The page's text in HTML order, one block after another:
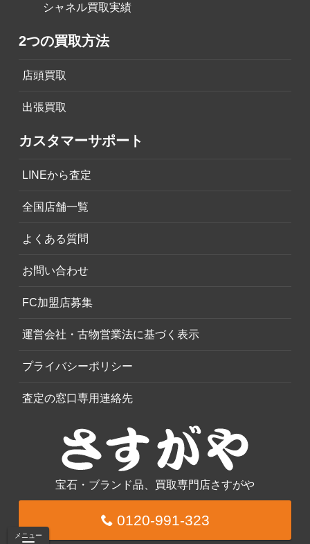
メニュー
シャネル買取実績
2つの買取方法
店頭買取
出張買取
カスタマーサポート
LINEから査定
全国店舗一覧
よくある質問
お問い合わせ
FC加盟店募集
運営会社・古物営業法に基づく表示
プライバシーポリシー
査定の窓口専用連絡先
宝石・ブランド品、買取専門店さすがや
0120-991-323